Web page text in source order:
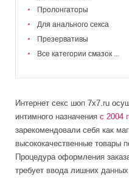
Пролонгаторы
Для анального секса
Презервативы
Все категории смазок ...
Интернет секс шоп 7x7.ru
интимного назначения с 2004
зарекомендовали себя как
высококачественные товары
Процедура оформления
требует ввода лишних